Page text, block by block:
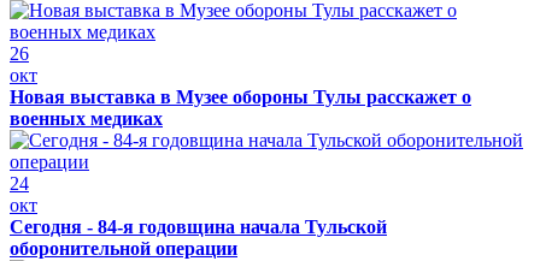
26
окт
Новая выставка в Музее обороны Тулы расскажет о
военных медиках
24
окт
Сегодня - 84-я годовщина начала Тульской
оборонительной операции